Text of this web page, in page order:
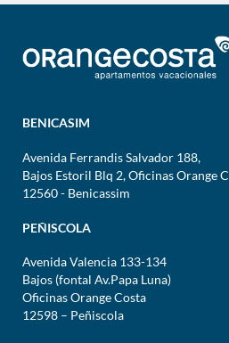
BENICASIM
Avenida Ferrandis Salvador 188,
Bajos Estoril Blq 2, Oficinas Orange
12560 - Benicassim
PEÑISCOLA
Avenida Valencia 133-134
Bajos (fontal Av.Papa Luna)
Oficinas Orange Costa
12598 – Peñiscola